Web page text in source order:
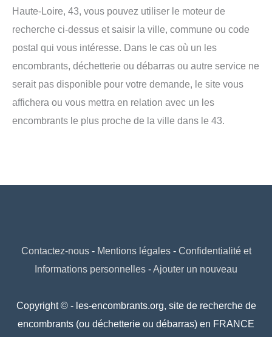
Haute-Loire, 43, vous pouvez utiliser le moteur de
recherche ci-dessus et saisir la ville, commune ou code
postal qui vous intéresse. Dans le cas où un les
encombrants, déchetterie ou débarras ou autre service ne
serait pas disponible pour votre demande, le site vous
affichera ou vous mettra en relation avec un les
encombrants le plus proche de la ville dans le 43.
Contactez-nous- Mentions légales- Confidentialité et
Informations personnelles -Ajouter un nouveau
Copyright © - les-encombrants.org, site de recherche de
encombrants (ou déchetterie ou débarras) en FRANCE